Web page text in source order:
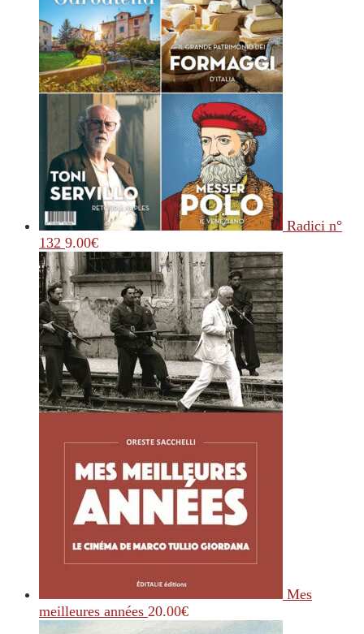
Radici n°
132 9.00€
Mes
meilleures années 20.00€